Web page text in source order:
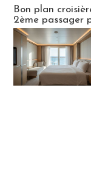
Bon plan
2ème passager